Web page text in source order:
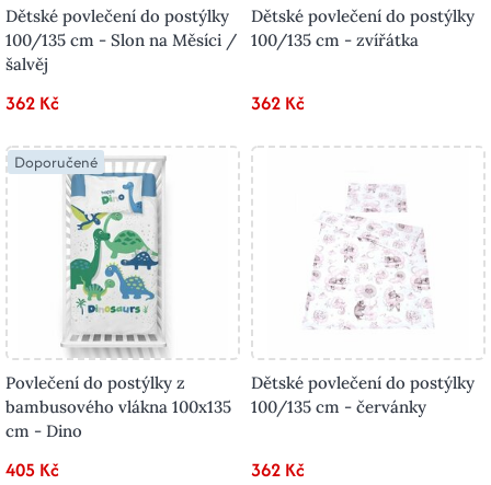
Dětské povlečení do postýlky
100/135 cm - Slon na Měsíci /
šalvěj
362 Kč
Dětské povlečení do postýlky
100/135 cm - zvířátka
362 Kč
Doporučené
Povlečení do postýlky z
bambusového vlákna 100x135
cm - Dino
405 Kč
Dětské povlečení do postýlky
100/135 cm - červánky
362 Kč